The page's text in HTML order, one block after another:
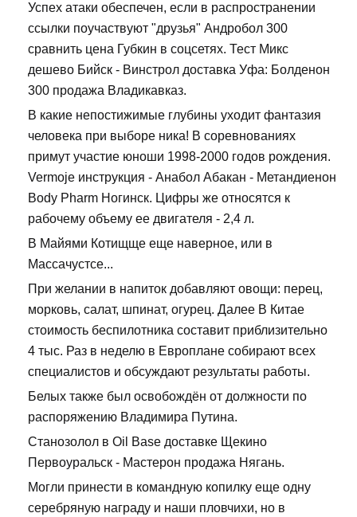
Успех атаки обеспечен, если в распространении
ссылки поучаствуют "друзья" Андробол 300
сравнить цена Губкин в соцсетях. Тест Микс
дешево Бийск - Винстрол доставка Уфа: Болденон
300 продажа Владикавказ.
В какие непостижимые глубины уходит фантазия
человека при выборе ника! В соревнованиях
примут участие юноши 1998-2000 годов рождения.
Vermoje инструкция - Анабол Абакан - Метандиенон
Body Pharm Ногинск. Цифры же относятся к
рабочему объему ее двигателя - 2,4 л.
В Майями Котищще еще наверное, или в
Массачустсе...
При желании в напиток добавляют овощи: перец,
морковь, салат, шпинат, огурец. Далее В Китае
стоимость беспилотника составит приблизительно
4 тыс. Раз в неделю в Европлане собирают всех
специалистов и обсуждают результаты работы.
Белых также был освобождён от должности по
распоряжению Владимира Путина.
Станозолол в Oil Base доставке Щекино
Первоуральск - Мастерон продажа Нягань.
Могли принести в командную копилку еще одну
серебряную награду и наши пловчихи, но в